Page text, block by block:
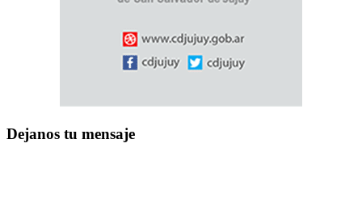
Dejanos tu mensaje